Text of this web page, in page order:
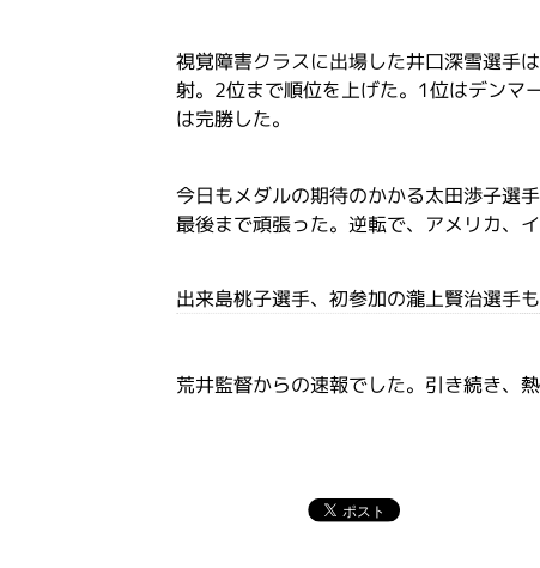
視覚障害クラスに出場した井口深雪選手
射。2位まで順位を上げた。1位はデンマ
は完勝した。
今日もメダルの期待のかかる太田渉子選
最後まで頑張った。逆転で、アメリカ、
出来島桃子選手、初参加の瀧上賢治選手も
荒井監督からの速報でした。引き続き、